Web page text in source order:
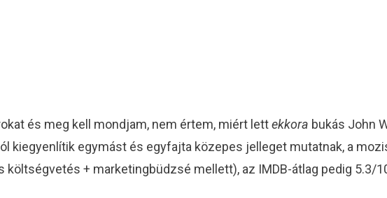
és meg kell mondjam, nem értem, miért lettekkora bukás John
kiegyenlítik egymást és egyfajta közepes jelleget mutatnak, a
+ marketingbüdzsé mellett), az IMDB-átlag pedig 5.3/